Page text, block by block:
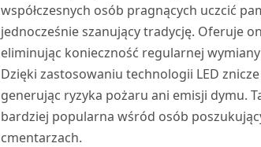
współczesnych osób pragnących uczcić
jednocześnie szanujący tradycję. Oferuje
eliminując konieczność regularnej
Dzięki zastosowaniu technologii LED
generując ryzyka pożaru ani emisji dymu.
bardziej popularna wśród osób
cmentarzach.